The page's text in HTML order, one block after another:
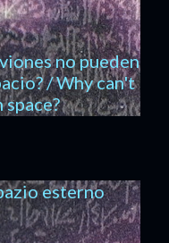
no pueden
/ Why can't
esterno